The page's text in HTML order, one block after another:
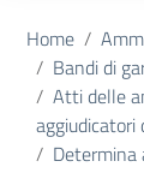
Home
Bandi di
Atti delle
Determina